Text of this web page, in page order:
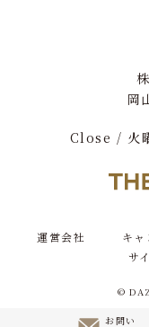
岡
Close / 火
運営会社 キ
サ
©
お問い